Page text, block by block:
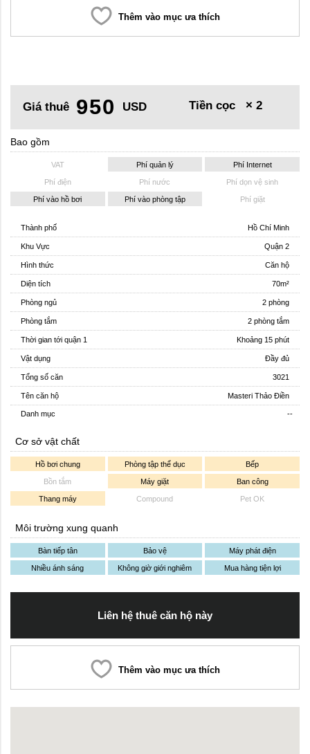
Thêm vào mục ưa thích
Giá thuê 950 USD Tiền cọc × 2
Bao gồm
VAT Phí quản lý Phí Internet
Phí điện Phí nước Phí dọn vệ sinh
Phí vào hồ bơi Phí vào phòng tập Phí giặt
Thành phố Hồ Chí Minh
Khu Vực Quận 2
Hình thức Căn hộ
Diện tích 70m²
Phòng ngủ 2 phòng
Phòng tắm 2 phòng tắm
Thời gian tới quận 1 Khoảng 15 phút
Vật dụng Đầy đủ
Tổng số căn 3021
Tên căn hộ Masteri Thảo Điền
Danh mục --
Cơ sở vật chất
Hồ bơi chung Phòng tập thể dục Bếp
Bồn tắm Máy giặt Ban công
Thang máy Compound Pet OK
Môi trường xung quanh
Bàn tiếp tân Bảo vệ Máy phát điện
Nhiều ánh sáng Không giờ giới nghiêm Mua hàng tiện lợi
Liên hệ thuê căn hộ này
Thêm vào mục ưa thích